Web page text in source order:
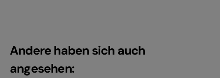
Andere haben sich auch
angesehen: